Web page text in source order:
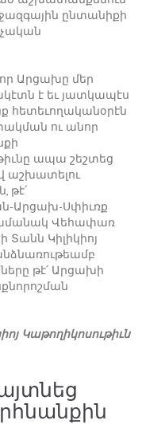
ընտանիքի
Արցախը մեր
է եւ յատկապէս
հետեւողականօրէն
ու անոր
ապա շեշտեց
աշխատելու
թէ՛
Արցախ-Սփիւռք
Վեհափառ
Կիլիկիոյ
թէ՛ Արցախի
Կաթողիկոսութիւն